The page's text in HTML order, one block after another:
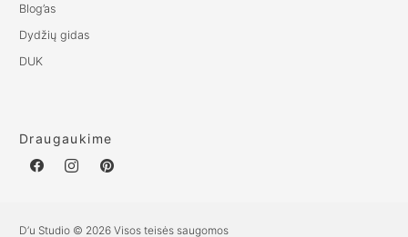
Blog’as
Dydžių gidas
DUK
Draugaukime
D’u Studio © 2026 Visos teisės saugomos